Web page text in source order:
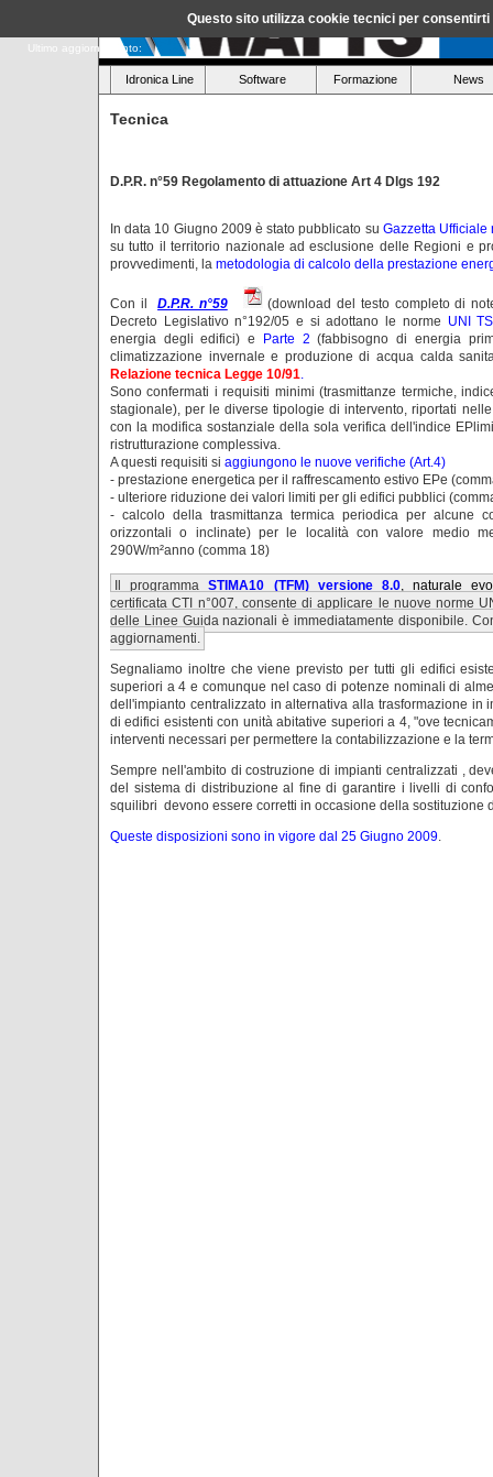
Ultimo aggiornamento:
Idronica Line Software Formazione News
Tecnica
D.P.R. n°59 Regolamento di attuazione Art 4 Dlgs 192
In data 10 Giugno 2009 è stato pubblicato su Gazzetta Ufficiale
su tutto il territorio nazionale ad esclusione delle Regioni e
provvedimenti, la metodologia di calcolo della prestazione
Con il D.P.R. n°59
(download del testo completo di
Decreto Legislativo n°192/05 e si adottano le norme UNI
energia degli edifici) e Parte 2 (fabbisogno di energia
climatizzazione invernale e produzione di acqua calda
Relazione tecnica Legge 10/91.
Sono confermati i requisiti minimi (trasmittanze termiche,
stagionale), per le diverse tipologie di intervento, riportati
con la modifica sostanziale della sola verifica dell'indice
ristrutturazione complessiva.
A questi requisiti si aggiungono le nuove verifiche (Art.4)
- prestazione energetica per il raffrescamento estivo EPe
- ulteriore riduzione dei valori limiti per gli edifici pubblici
- calcolo della trasmittanza termica periodica per alcune
orizzontali o inclinate) per le località con valore medio
290W/m²anno (comma 18)
Il programmaSTIMA10 (TFM) versione 8.0, naturale
certificata CTI n°007, consente di applicare le nuove norme
delle Linee Guida nazionali è immediatamente disponibile.
aggiornamenti.
Segnaliamo inoltre che viene previsto per tutti gli edifici
superiori a 4 e comunque nel caso di potenze nominali di
dell'impianto centralizzato in alternativa alla trasformazione in
di edifici esistenti con unità abitative superiori a 4, "ove
interventi necessari per permettere la contabilizzazione e la
Sempre nell'ambito di costruzione di impianti centralizzati ,
del sistema di distribuzione al fine di garantire i livelli di
squilibri devono essere corretti in occasione della sostituzione
Queste disposizioni sono in vigore dal 25 Giugno 2009.
Questo sito utilizza cookie tecnici per